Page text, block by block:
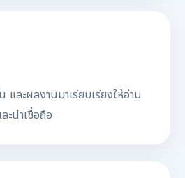
และผลงานมาเรียบเรียงให้อ่าน
ะน่าเชื่อถือ